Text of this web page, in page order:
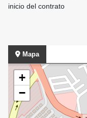
inicio del contrato
Mapa
+
−